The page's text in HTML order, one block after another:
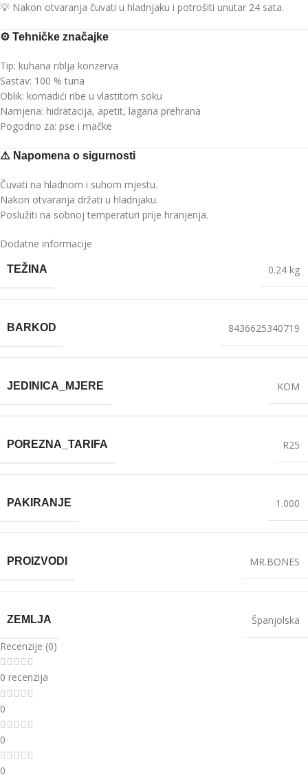
💡 Nakon otvaranja čuvati u hladnjaku i potrošiti unutar 24 sata.
⚙️ Tehničke značajke
Tip: kuhana riblja konzerva
Sastav: 100 % tuna
Oblik: komadići ribe u vlastitom soku
Namjena: hidratacija, apetit, lagana prehrana
Pogodno za: pse i mačke
⚠️ Napomena o sigurnosti
Čuvati na hladnom i suhom mjestu.
Nakon otvaranja držati u hladnjaku.
Poslužiti na sobnoj temperaturi prije hranjenja.
Dodatne informacije
TEŽINA 0.24 kg
BARKOD 8436625340719
JEDINICA_MJERE KOM
POREZNA_TARIFA R25
PAKIRANJE 1.000
PROIZVODI MR.BONES
ZEMLJA
Španjolska
Recenzije (0)
0 recenzija
0
0
0